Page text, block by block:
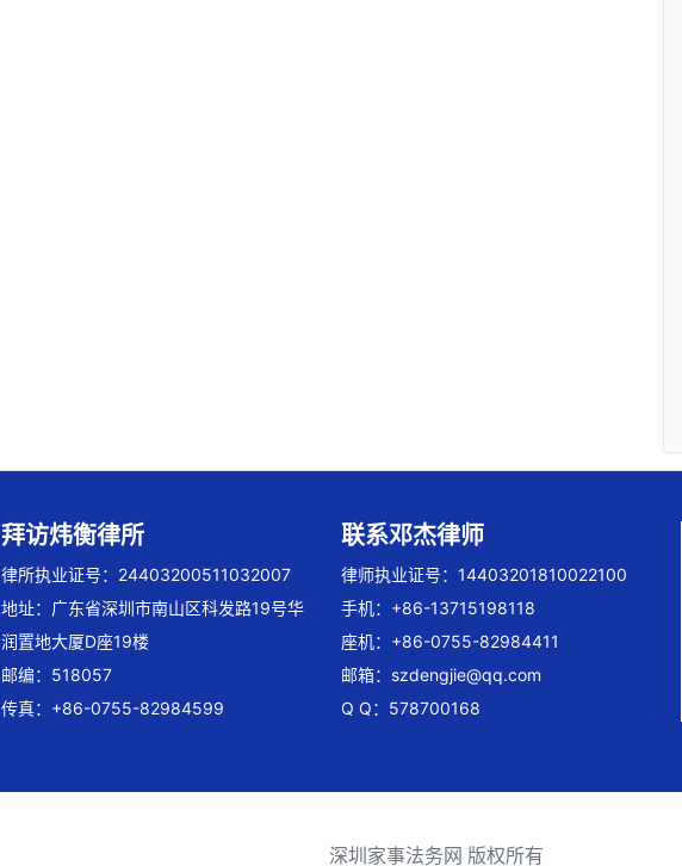
拜访炜衡律所
律所执业证号：24403200511032007
地址：广东省深圳市南山区科发路19号华
润置地大厦D座19楼
邮编：518057
传真：+86-0755-82984599
联系邓杰律师
律师执业证号：14403201810022100
手机：+86-13715198118
座机：+86-0755-82984411
邮箱： szdengjie@qq.com
Q Q：578700168
深圳家事法务网 版权所有